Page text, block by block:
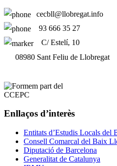
cecbll@llobregat.info
93 666 35 27
C/ Estelí, 10
08980 Sant Feliu de Llobregat
Enllaços d’interès
Entitats d’Estudis Locals del
Consell Comarcal del Baix
Diputació de Barcelona
Generalitat de Catalunya